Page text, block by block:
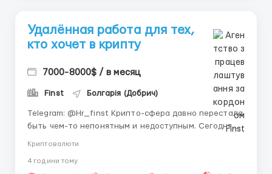
Удалённая работа для тех,
кто хочет в крипту
7000-8000$ / в месяц
Finst Болгарія (Добрич)
Telegram: @Hr_finst Крипто-сфера давно перестала
быть чем-то непонятным и недоступным. Сегодня
проекты и возможности для развития. Если вы
Криптовалюти
4 години тому